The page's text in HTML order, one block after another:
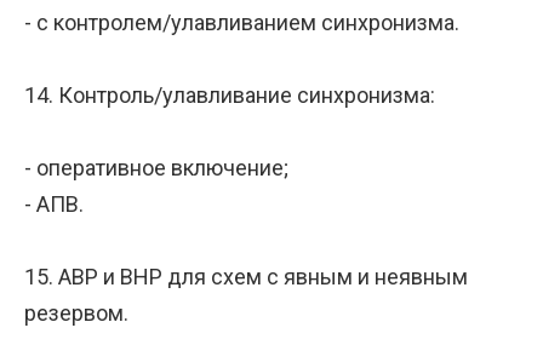
- с контролем/улавливанием синхронизма.
14. Контроль/улавливание синхронизма:
- оперативное включение;
- АПВ.
15. АВР и ВНР для схем с явным и неявным
резервом.